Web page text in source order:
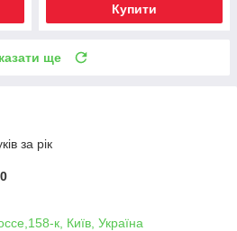
Купити
ще
за рік
к, Київ, Україна